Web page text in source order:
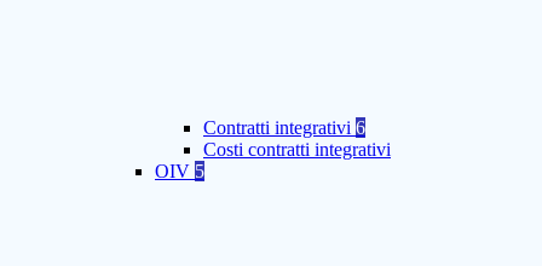
Contratti integrativi 6
Costi contratti integrativi
OIV 5